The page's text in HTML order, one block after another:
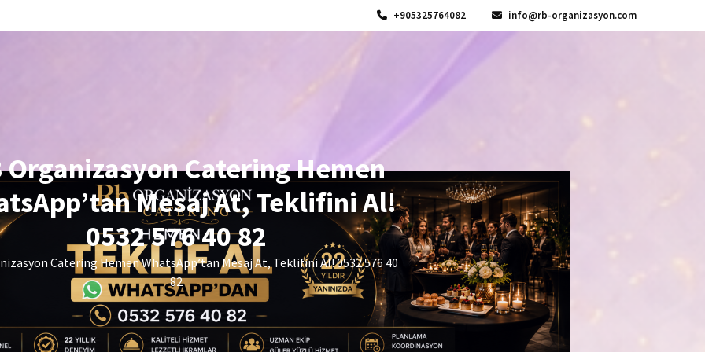
+905325764082 info@rb-organizasyon.com
Organizasyon Catering Hemen
Mesaj At, Teklifini Al!
0532 576 40 82
Catering Hemen WhatsApp’tan Mesaj At, Teklifini Al! 0532 576 40
82